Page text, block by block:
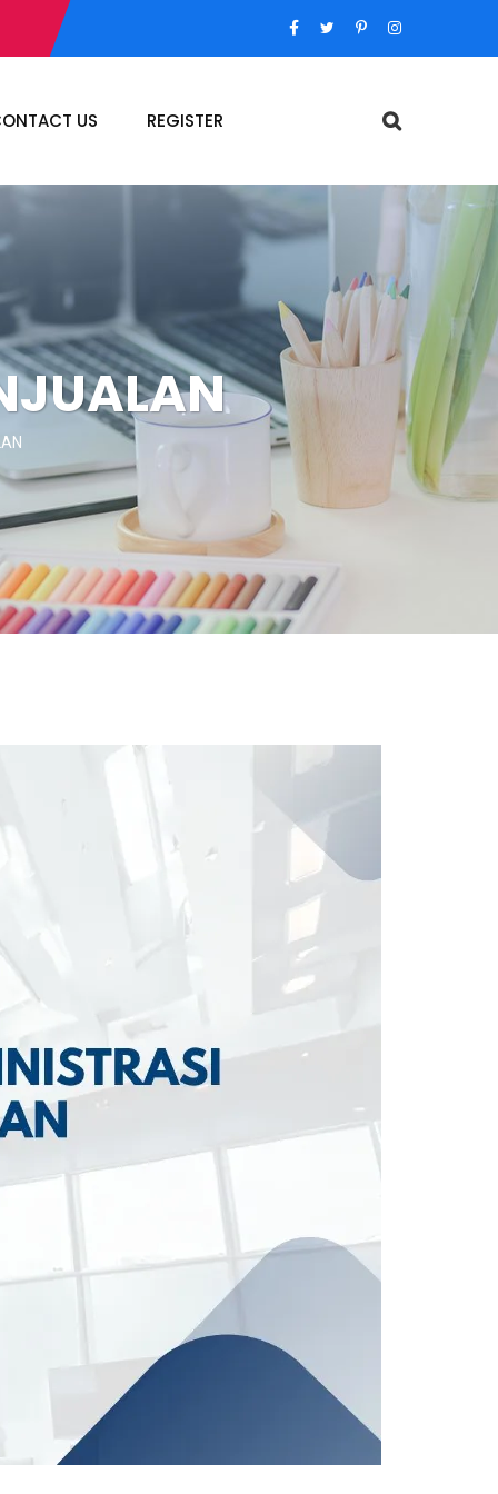
US REGISTER